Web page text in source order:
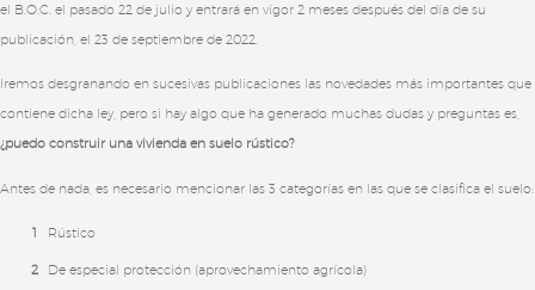
el B.O.C. el pasado 22 de julio y entrará en vigor 2 meses después del día de su
publicación, el 23 de septiembre de 2022.
Iremos desgranando en sucesivas publicaciones las novedades más importantes que
contiene dicha ley, pero si hay algo que ha generado muchas dudas y preguntas es,
¿puedo construir una vivienda en suelo rústico?
Antes de nada, es necesario mencionar las 3 categorías en las que se clasifica el suelo:
Rústico
De especial protección (aprovechamiento agrícola)